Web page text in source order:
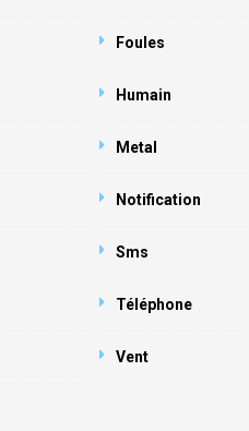
Foules
Humain
Metal
Notification
Sms
Téléphone
Vent